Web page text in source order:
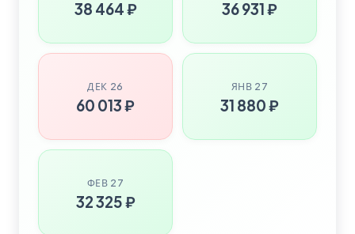
38 464 ₽ 36 931 ₽
ДЕК 26
60 013 ₽
ЯНВ 27
31 880 ₽
ФЕВ 27
32 325 ₽